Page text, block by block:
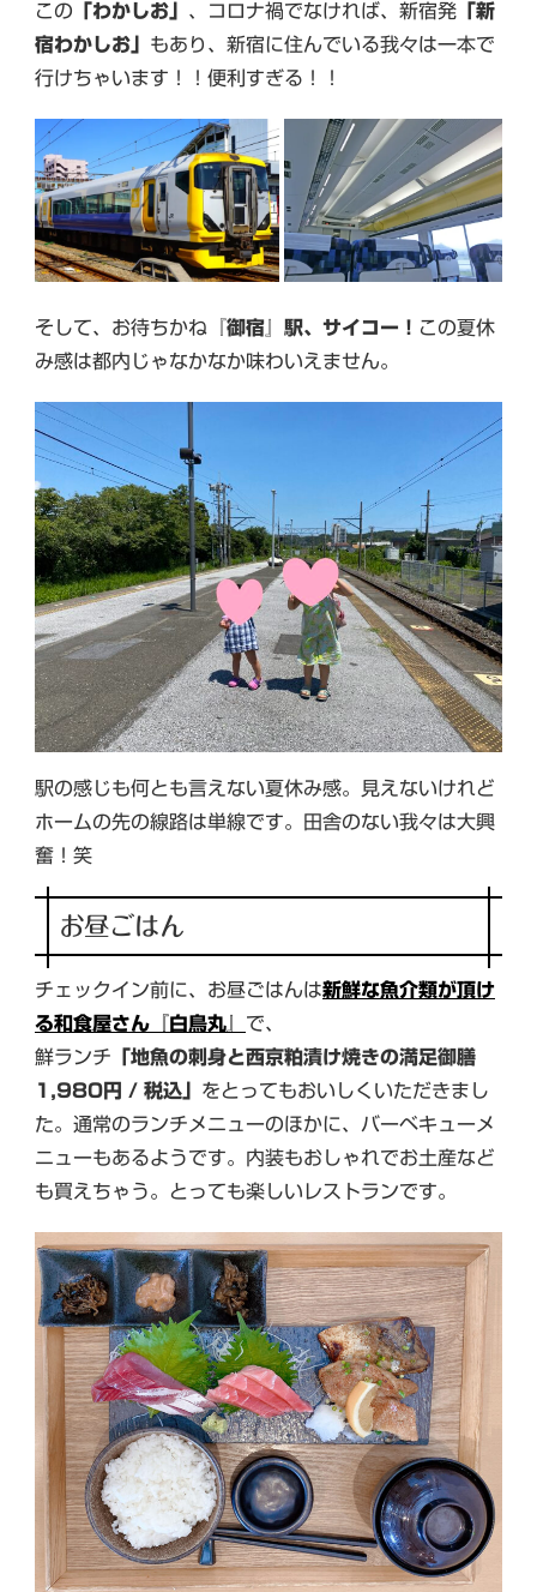
この 「わかしお」 、コロナ禍でなければ、新宿発 「新
宿わかしお」 もあり、新宿に住んでいる我々は一本で
行けちゃいます！！便利すぎる！！
そして、お待ちかね 『御宿』駅、サイコー！ この夏休
み感は都内じゃなかなか味わいえません。
駅の感じも何とも言えない夏休み感。見えないけれど
ホームの先の線路は単線です。田舎のない我々は大興
奮！笑
お昼ごはん
チェックイン前に、お昼ごはんは新鮮な魚介類が頂け
る和食屋さん『白鳥丸』 で、
鮮ランチ 「地魚の刺身と西京粕漬け焼きの満足御膳
1,980円 / 税込」 をとってもおいしくいただきまし
た。通常のランチメニューのほかに、バーベキューメ
ニューもあるようです。内装もおしゃれでお土産など
も買えちゃう。とっても楽しいレストランです。